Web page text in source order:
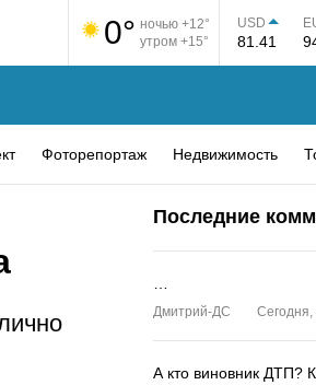
0° ночью +12°
утром +15°
USD
81.41
Фоторепортаж Недвижимость
Последние
Дмитрий-ДС Сегодня,
А кто виновник ДТП?